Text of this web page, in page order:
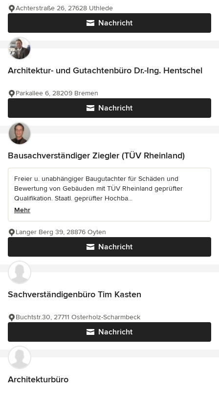
Nachricht
Achterstraße 26, 27628 Uthlede
Architektur- und Gutachtenbüro Dr.-Ing. Hentschel
Nachricht
Parkallee 6, 28209 Bremen
Bausachverständiger Ziegler (TÜV Rheinland)
Freier u. unabhängiger Baugutachter für Schäden und
Bewertung von Gebäuden mit TÜV Rheinland geprüfter
Qualifikation. Staatl. geprüfter Hochba...
Mehr
Nachricht
Langer Berg 39, 28876 Oyten
Sachverständigenbüro Tim Kasten
Nachricht
Buchtstr.30, 27711 Osterholz-Scharmbeck
Architekturbüro